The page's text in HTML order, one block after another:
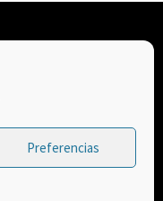
Preferencias